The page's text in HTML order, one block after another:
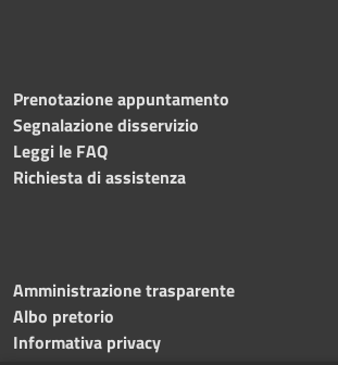
Prenotazione appuntamento
Segnalazione disservizio
Leggi le FAQ
Richiesta di assistenza
Amministrazione trasparente
Albo pretorio
Informativa privacy